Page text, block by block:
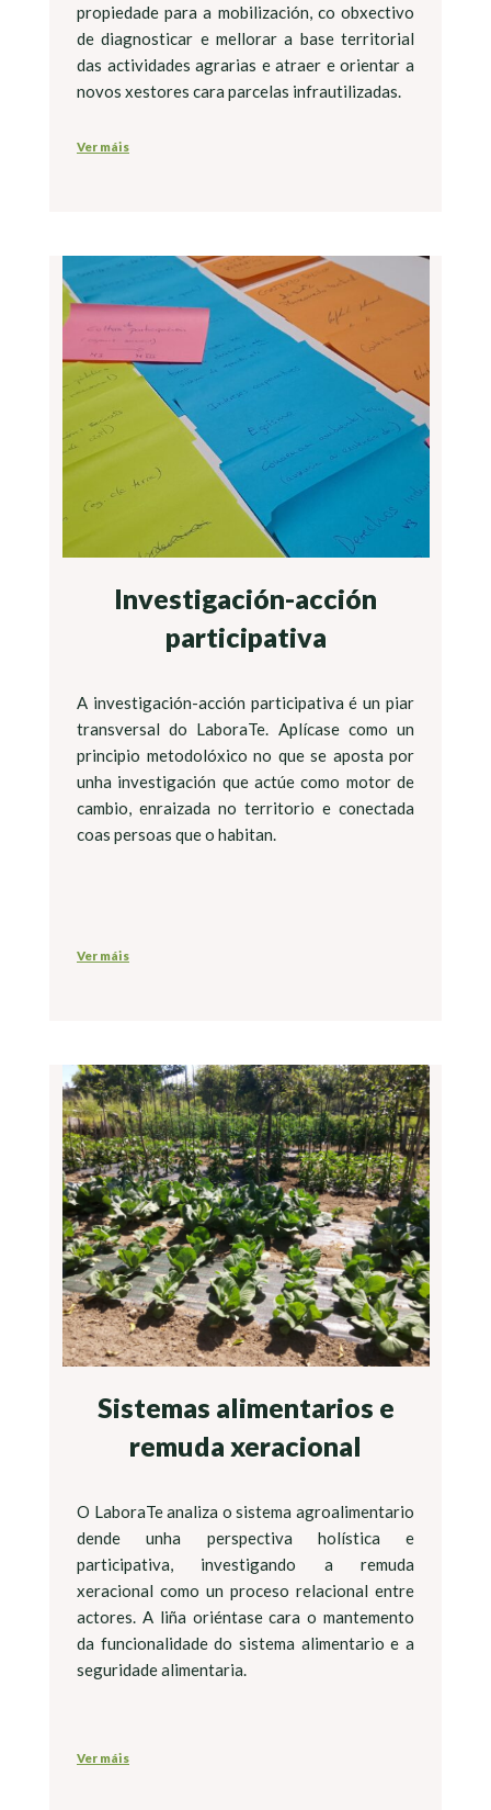
propiedade para a mobilización, co obxectivo
de diagnosticar e mellorar a base territorial
das actividades agrarias e atraer e orientar a
novos xestores cara parcelas infrautilizadas.
Ver máis
Investigación-acción
participativa
A investigación-acción participativa é un piar
transversal do LaboraTe. Aplícase como un
principio metodolóxico no que se aposta por
unha investigación que actúe como motor de
cambio, enraizada no territorio e conectada
coas persoas que o habitan.
Ver máis
Sistemas alimentarios e
remuda xeracional
O LaboraTe analiza o sistema agroalimentario
dende unha perspectiva holística e
participativa, investigando a remuda
xeracional como un proceso relacional entre
actores. A liña oriéntase cara o mantemento
da funcionalidade do sistema alimentario e a
seguridade alimentaria.
Ver máis